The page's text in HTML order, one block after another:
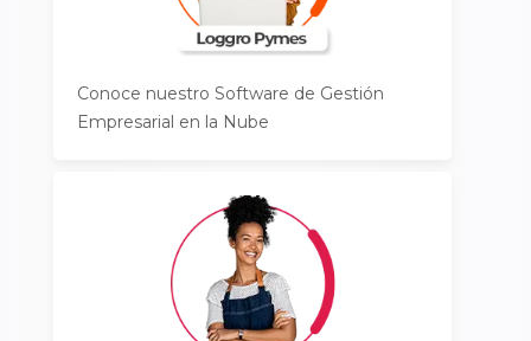
Conoce nuestro Software de Gestión
Empresarial en la Nube